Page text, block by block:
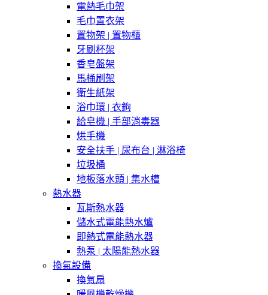
電熱毛巾架
毛巾置衣架
置物架 | 置物櫃
牙刷杯架
香皂盤架
馬桶刷架
衛生紙架
浴巾環 | 衣鉤
給皂機 | 手部消毒器
烘手機
安全扶手 | 尿布台 | 淋浴椅
垃圾桶
地板落水頭 | 集水槽
熱水器
瓦斯熱水器
儲水式電能熱水爐
即熱式電能熱水器
熱泵 | 太陽能熱水器
換氣設備
換氣扇